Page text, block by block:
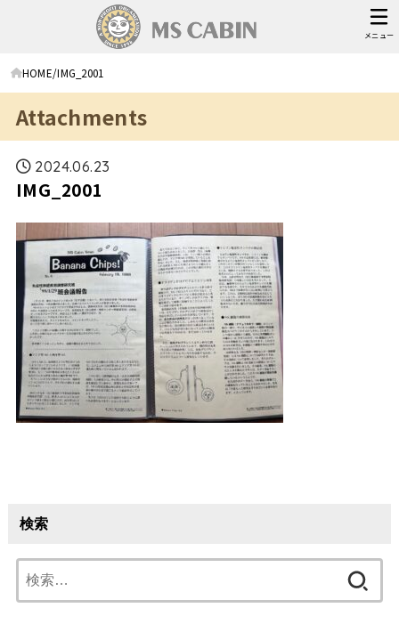
メニュー
HOME IMG_2001
Attachments
2024.06.23
IMG_2001
検索
索: